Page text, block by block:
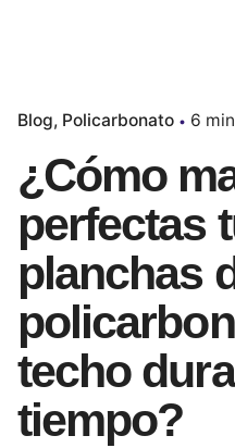
Blog Policarbonato 6
¿Cómo
perfectas
planchas
techo
tiempo?